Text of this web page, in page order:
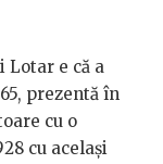
Lotar e că a
prezentă în
cu o
cu acelaşi